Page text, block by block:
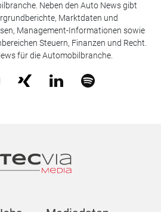
Neben den Auto News gibt
Marktdaten und
Management-Informationen sowie
Steuern, Finanzen und Recht.
für die Automobilbranche.